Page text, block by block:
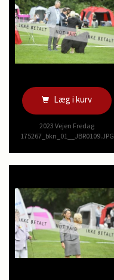
Læg i kurv
2023 Vejen Fredag
175267_bkn_01__JBR0109.JPG